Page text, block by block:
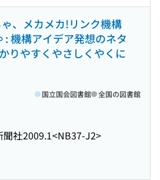
、メカメカ!リンク機構
機構アイデア発想のネタ
りやすくやさしくやくに
聞社2009.1<NB37-J2>
国立国会図書館 全国の図書館